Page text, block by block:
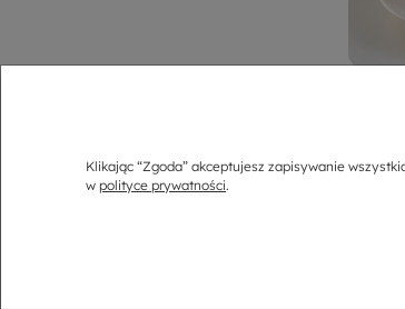
Klikając “Zgoda” akceptujesz zapisywanie
w polityce prywatności.